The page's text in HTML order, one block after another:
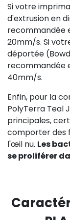
Si votre
d'extrusion en
recommandée
20mm/s. Si
déportée
recommandée
40mm/s.
Enfin, pour la
PolyTerra Teal
principales,
comporter des
l'œil nu. Les
se proliférer